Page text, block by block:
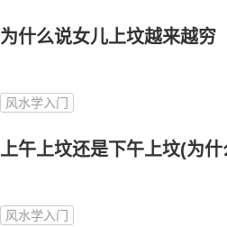
为什么说女儿上坟越来越穷
风水学入门
上午上坟还是下午上坟(为
风水学入门